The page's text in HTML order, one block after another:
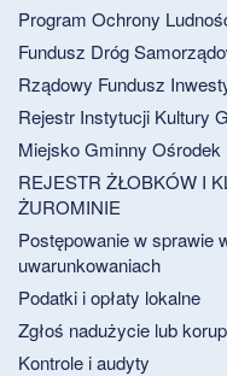
Program Ochrony
Fundusz Dróg
Rządowy Fundusz
Rejestr Instytucji Kultury
Miejsko Gminny
REJESTR ŻŁOBKÓW I
ŻUROMINIE
Postępowanie w sprawie
uwarunkowaniach
Podatki i opłaty lokalne
Zgłoś nadużycie lub
Kontrole i audyty